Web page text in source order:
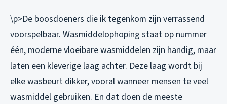
\p>De boosdoeners die ik tegenkom zijn verrassend
voorspelbaar. Wasmiddelophoping staat op nummer
één, moderne vloeibare wasmiddelen zijn handig, maar
laten een kleverige laag achter. Deze laag wordt bij
elke wasbeurt dikker, vooral wanneer mensen te veel
wasmiddel gebruiken. En dat doen de meeste